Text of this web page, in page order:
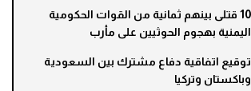
10 قتلى بينهم ثمانية من القوات الحكومية
اليمنية بهجوم الحوثيين على مأرب
توقيع اتفاقية دفاع مشترك بين السعودية
وباكستان وتركيا